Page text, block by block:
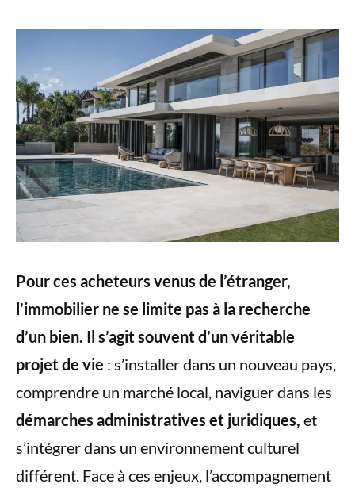
Pour ces acheteurs venus de l’étranger,
l’immobilier ne se limite pas à la recherche
d’un bien. Il s’agit souvent d’un véritable
projet de vie : s’installer dans un nouveau pays,
comprendre un marché local, naviguer dans les
démarches administratives et juridiques, et
s’intégrer dans un environnement culturel
différent. Face à ces enjeux, l’accompagnement